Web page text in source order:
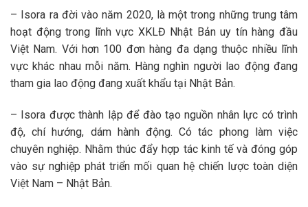
– Isora ra đời vào năm 2020, là một trong những trung tâm
hoạt động trong lĩnh vực XKLĐ Nhật Bản uy tín hàng đầu
Việt Nam. Với hơn 100 đơn hàng đa dạng thuộc nhiều lĩnh
vực khác nhau mỗi năm. Hàng nghìn người lao động đang
tham gia lao động đang xuất khẩu tại Nhật Bản.
– Isora được thành lập để đào tạo nguồn nhân lực có trình
độ, chí hướng, dám hành động. Có tác phong làm việc
chuyên nghiệp. Nhằm thúc đẩy hợp tác kinh tế và đóng góp
vào sự nghiệp phát triển mối quan hệ chiến lược toàn diện
Việt Nam – Nhật Bản.